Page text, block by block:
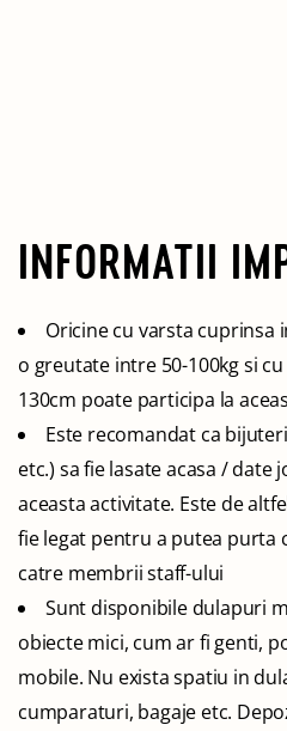
INFORMATII
Oricine cu varsta cuprinsa
o greutate intre 50-100kg si
130cm poate participa la
Este recomandat ca
etc.) sa fie lasate acasa / date
aceasta activitate. Este de
fie legat pentru a putea purta
catre membrii staff-ului
Sunt disponibile dulapuri
obiecte mici, cum ar fi genti,
mobile. Nu exista spatiu in
cumparaturi, bagaje etc.